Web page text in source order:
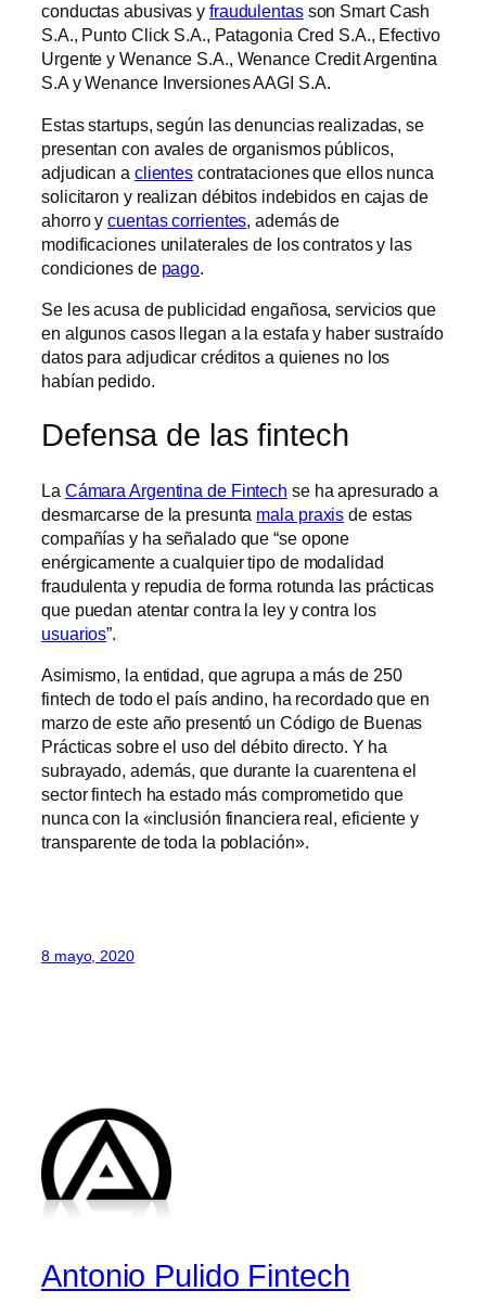
conductas abusivas y fraudulentasson Smart Cash
S.A., Punto Click S.A., Patagonia Cred S.A., Efectivo
Urgente y Wenance S.A., Wenance Credit Argentina
S.A y Wenance Inversiones AAGI S.A.
Estas startups, según las denuncias realizadas, se
presentan con avales de organismos públicos,
adjudican a clientes contrataciones que ellos nunca
solicitaron y realizan débitos indebidos en cajas de
ahorro ycuentas corrientes , además de
modificaciones unilaterales de los contratos y las
condiciones de pago
Se les acusa de publicidad engañosa, servicios que
en algunos casos llegan a la estafa y haber sustraído
datos para adjudicar créditos a quienes no los
habían pedido.
Defensa de las fintech
La Cámara Argentina de Fintech se ha apresurado a
desmarcarse de la presunta mala praxis de estas
compañías y ha señalado que “se opone
enérgicamente a cualquier tipo de modalidad
fraudulenta y repudia de forma rotunda las prácticas
que puedan atentar contra la ley y contra los
usuarios”.
Asimismo, la entidad, que agrupa a más de 250
fintech de todo el país andino, ha recordado que en
marzo de este año presentó un Código de Buenas
Prácticas sobre el uso del débito directo. Y ha
subrayado, además, que durante la cuarentena el
sector fintech ha estado más comprometido que
nunca con la «inclusión financiera real, eficiente y
transparente de toda la población».
8 mayo, 2020
Antonio Pulido Fintech